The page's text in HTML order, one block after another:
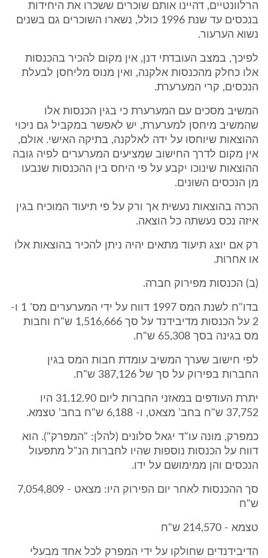
הרלוונטיים, דהיינו אותם שוכרים ששכרו את היחידות
בנכסים עד שנת 1996 כולל, נשארו השוכרים גם בשנים
נשוא הערעור.
לפיכך, במצב העובדתי דנן, אין מקום להכיר בהכנסות
אלו כחלק מהכנסות אלקנה, ואין מנוס מליחסן לבעלת
הנכסים, קרי המערערת.
המשיב מסכים עם המערערת כי בגין הכנסות אלו
שהמשיב מיחסן למערערת, יש לאפשר במקביל גם ניכוי
ההוצאות שיוחסו על ידה לאלקנה, בתיקה האישי. אולם,
אין מקום לדרך החישוב שמציעים המערערים לפיה גובה
ההוצאות שינוכו יקבע על פי היחס בין ההכנסות שנבעו
מן הנכסים השונים.
הכרה בהוצאות נעשית אך ורק על פי תיעוד המוכיח בגין
איזה נכס נעשתה כל הוצאה.
רק אם יוצג תיעוד מתאים יהיה ניתן להכיר בהוצאות אלו
או אחרות.
(ב) הכנסות מפירוק חברה.
בדו"ח לשנת המס 1997 דווח על ידי המערערים מס' 1 ו-
2 על הכנסות מדיבידנד על סך 1,516,666 ש"ח וחבות
מס בגינה בסך 65,308 ש"ח.
לפי חישוב שערך המשיב עומדת חבות המס בגין
החברות בפירוק על סך של 387,126 ש"ח.
יתרת העודפים במאזני החברות ליום 31.12.90 היו
37,752 ש"ח בחב' מצאט, ו- 6,188 ש"ח בחב' טצמא.
כמפרק, מונה עו"ד יגאל סלונים (להלן: "המפרק"). הוא
דווח על הכנסות נוספות שהיו לחברות הנ"ל מתפעול
הנכסים והן ממימושם על ידו.
סך ההכנסות לאחר יום הפירוק היו: מצאט - 7,054,809
ש"ח
טצמא - 214,570 ש"ח
הדיבידנדים שחולקו על ידי המפרק לכל אחד מבעלי